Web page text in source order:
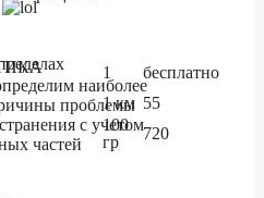
наиболее
проблемы
с учетом
частей
1
бесплатно
1 км 55
100
гр
720